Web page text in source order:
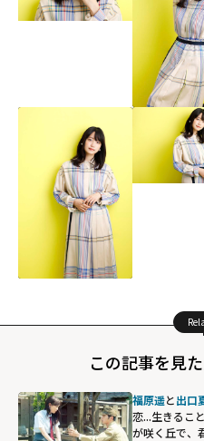
この記事を見
福原遥と出口
恋...生きるこ
が咲く丘で、